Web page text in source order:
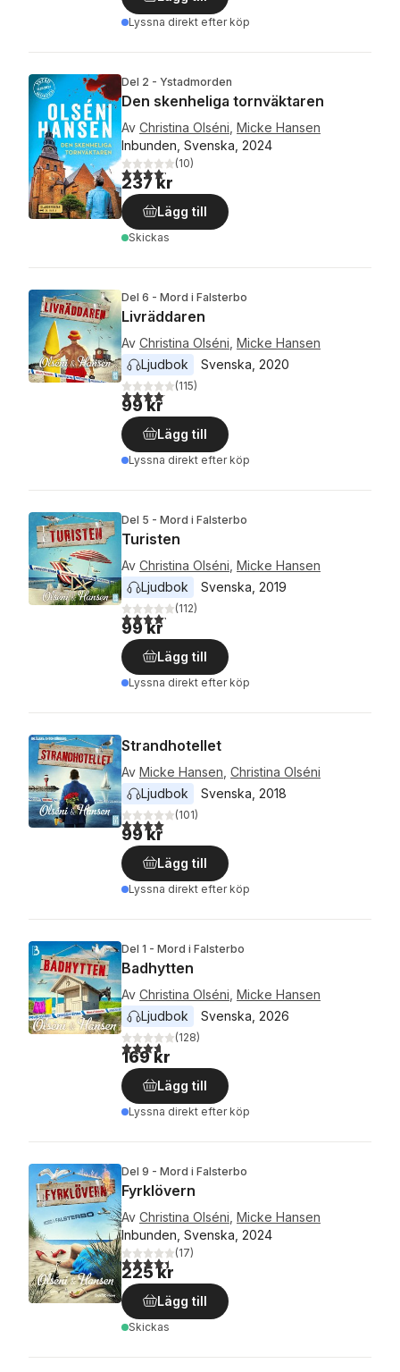
Lyssna direkt efter köp
Del 2 - Ystadmorden
Den skenheliga tornväktaren
Av Christina Olséni Micke Hansen
Inbunden, Svenska, 2024
4,2utav 5 stjärnor. Totalt antal röster:
(10)
237 kr
Lägg till
Skickas
Del 6 - Mord i Falsterbo
Livräddaren
Av Christina Olséni Micke Hansen
Ljudbok
Svenska 2020
4,1utav 5 stjärnor. Totalt antal röster:
(115)
99 kr
Lägg till
Lyssna direkt efter köp
Del 5 - Mord i Falsterbo
Turisten
Av Christina Olséni Micke Hansen
Ljudbok
Svenska 2019
4,2utav 5 stjärnor. Totalt antal röster:
(112)
99 kr
Lägg till
Lyssna direkt efter köp
Strandhotellet
Av Micke Hansen Christina Olséni
Ljudbok
Svenska 2018
4,0utav 5 stjärnor. Totalt antal röster:
(101)
99 kr
Lägg till
Lyssna direkt efter köp
Del 1 - Mord i Falsterbo
Badhytten
Av Christina Olséni Micke Hansen
Ljudbok
Svenska 2026
3,7utav 5 stjärnor. Totalt antal röster:
(128)
169 kr
Lägg till
Lyssna direkt efter köp
Del 9 - Mord i Falsterbo
Fyrklövern
Av Christina Olséni Micke Hansen
Inbunden, Svenska, 2024
4,4utav 5 stjärnor. Totalt antal röster:
(17)
225 kr
Lägg till
Skickas